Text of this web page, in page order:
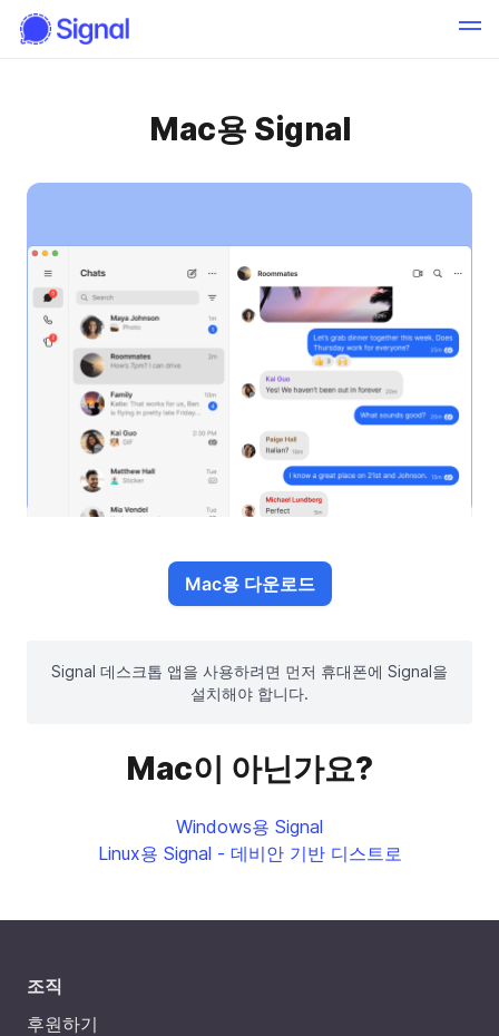
Mac용 Signal
Mac용 다운로드
Signal 데스크톱 앱을 사용하려면 먼저 휴대폰에 Signal을
설치해야 합니다.
Mac이 아닌가요?
Windows용 Signal
Linux용 Signal - 데비안 기반 디스트로
조직
후원하기